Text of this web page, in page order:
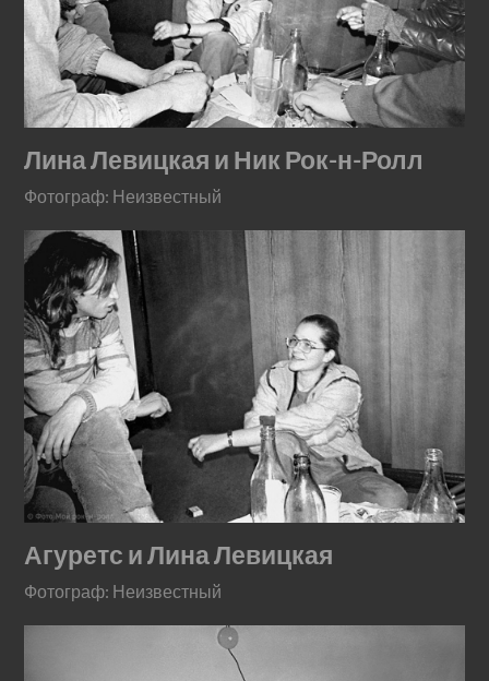
Лина Левицкая и Ник Рок-н-Ролл
Фотограф: Неизвестный
Агуретс и Лина Левицкая
Фотограф: Неизвестный